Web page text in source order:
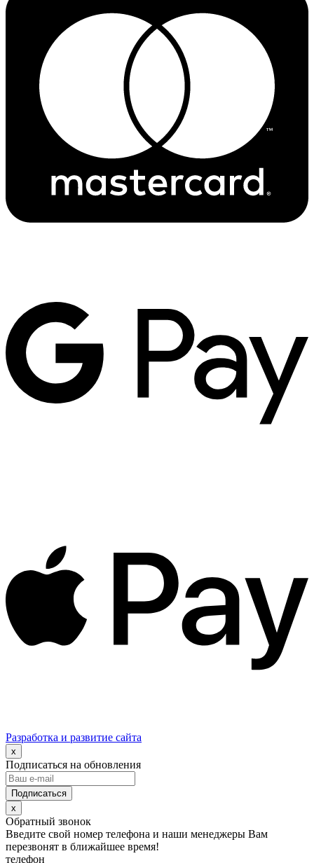
Разработка и развитие сайта
x
Подписаться на обновления
x
Обратный звонок
Введите свой номер телефона и наши менеджеры Вам
перезвонят в ближайшее время!
телефон